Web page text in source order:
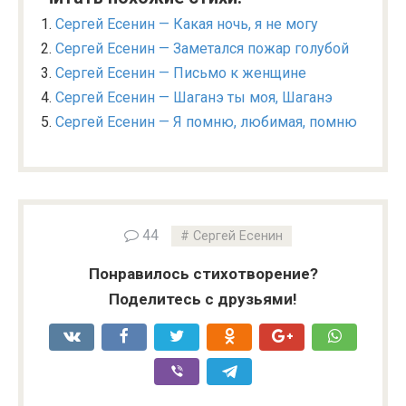
Сергей Есенин — Какая ночь, я не могу
Сергей Есенин — Заметался пожар голубой
Сергей Есенин — Письмо к женщине
Сергей Есенин — Шаганэ ты моя, Шаганэ
Сергей Есенин — Я помню, любимая, помню
44 Сергей Есенин
Понравилось стихотворение?
Поделитесь с друзьями!